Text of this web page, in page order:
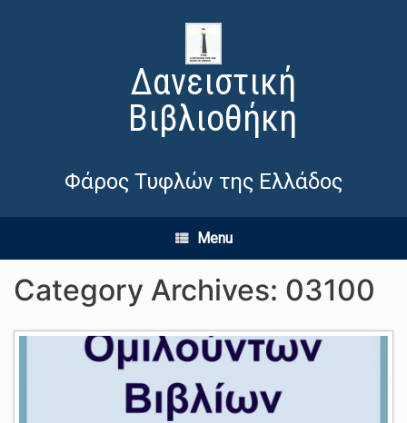
Δανειστική
Βιβλιοθήκη
Φάρος Τυφλών της Ελλάδος
Menu
Category Archives: 03100